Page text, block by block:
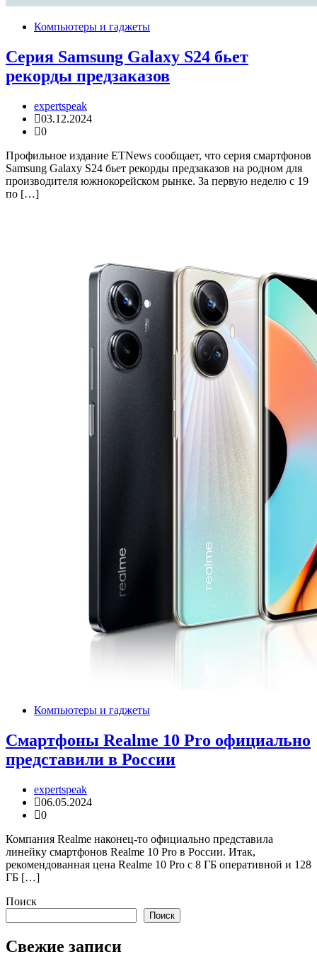
Компьютеры и гаджеты
Серия Samsung Galaxy S24 бьет
рекорды предзаказов
expertspeak
03.12.2024
0
Профильное издание ETNews сообщает, что серия смартфонов
Samsung Galaxy S24 бьет рекорды предзаказов на родном для
производителя южнокорейском рынке. За первую неделю с 19
по […]
Компьютеры и гаджеты
Смартфоны Realme 10 Pro официально
представили в России
expertspeak
06.05.2024
0
Компания Realme наконец-то официально представила
линейку смартфонов Realme 10 Pro в России. Итак,
рекомендованная цена Realme 10 Pro с 8 ГБ оперативной и 128
ГБ […]
Поиск
Поиск
Свежие записи